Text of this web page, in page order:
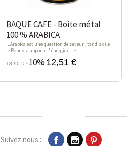
BAQUE CAFE - Boite métal
100 % ARABICA
L'Arabica est une question de saveur , tandis que
le Robusta apporte l' énergie et le...
13,90 € -10% 12,51 €
Suivez nous :